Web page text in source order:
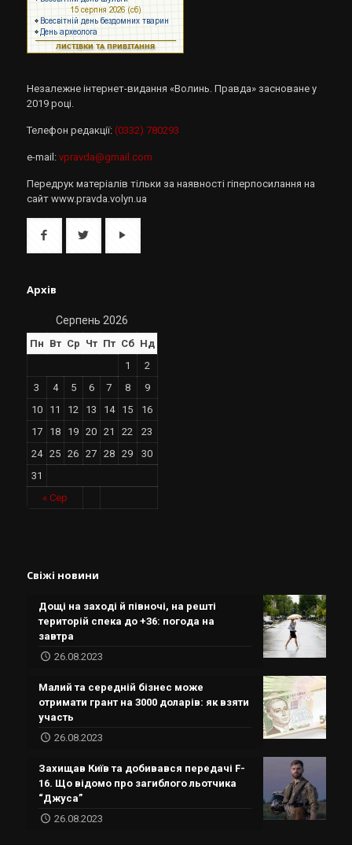
Незалежне інтернет-видання «Волинь. Правда» засноване у
2019 році.
Телефон редакції: (0332) 780293
e-mail: vpravda@gmail.com
Передрук матеріалів тільки за наявності гіперпосилання на
сайт www.pravda.volyn.ua
Архів
Серпень 2026
Пн Вт Ср Чт Пт Сб Нд
« Сер
1
2
3
4 5 6 7 8
9
10
11 12 13 14 15
16
17
18 19 20 21 22
23
24
25 26 27 28 29
30
31
Свіжі новини
Дощі на заході й півночі, на решті
територій спека до +36: погода на
завтра
26.08.2023
Малий та середній бізнес може
отримати грант на 3000 доларів: як взяти
участь
26.08.2023
Захищав Київ та добивався передачі F-
16. Що відомо про загиблого льотчика
“Джуса”
26.08.2023